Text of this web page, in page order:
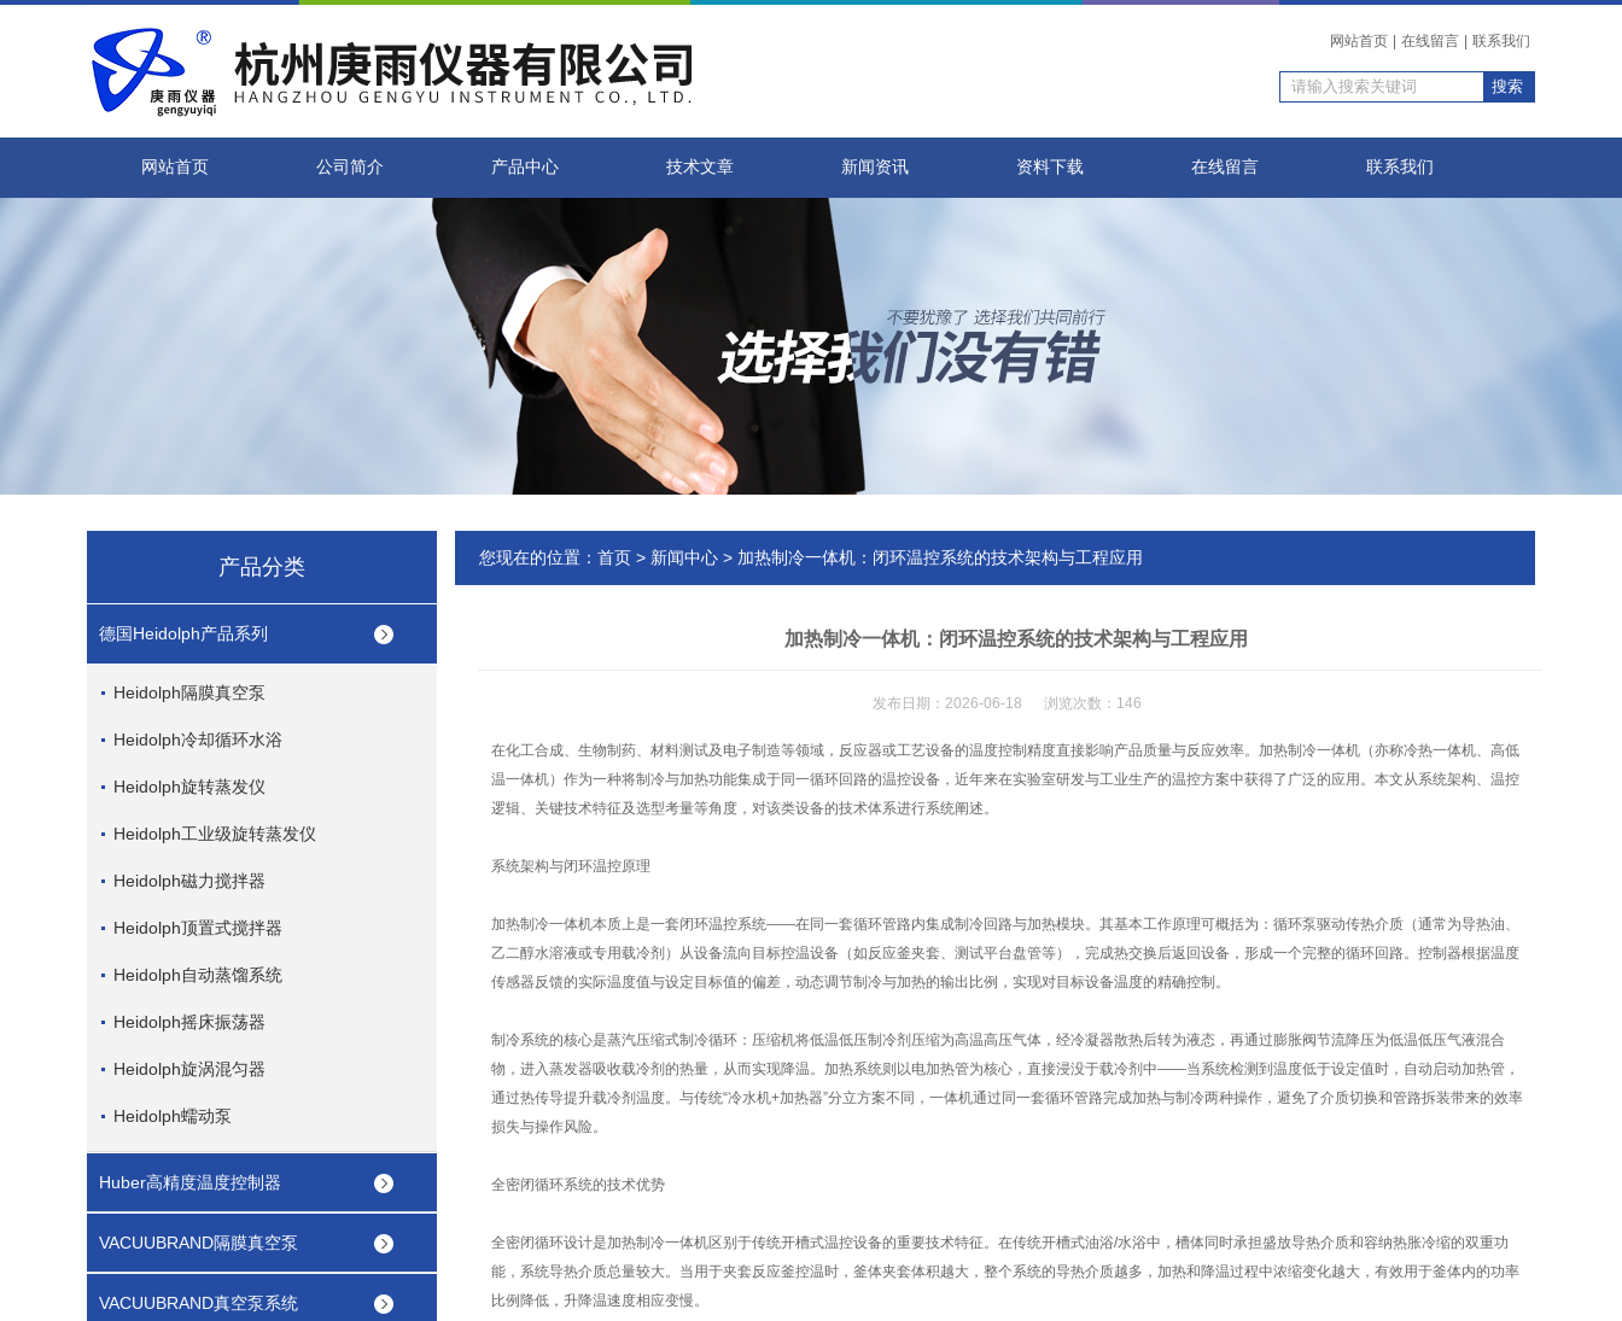
网站首页 在线留言 联系我们
网站首页 公司简介 产品中心 技术文章 新闻资讯 资料下载 在线留言 联系我们
产品分类
德国Heidolph产品系列
Heidolph隔膜真空泵
Heidolph冷却循环水浴
Heidolph旋转蒸发仪
Heidolph工业级旋转蒸发仪
Heidolph磁力搅拌器
Heidolph顶置式搅拌器
Heidolph自动蒸馏系统
Heidolph摇床振荡器
Heidolph旋涡混匀器
Heidolph蠕动泵
Huber高精度温度控制器
VACUUBRAND隔膜真空泵
VACUUBRAND真空泵系统
您现在的位置： 首页 > 新闻中心 > 加热制冷一体机：闭环温控系统的技术架构与工程应用
加热制冷一体机：闭环温控系统的技术架构与工程应用
发布日期：2026-06-18 浏览次数：146
在化工合成、生物制药、材料测试及电子制造等领域，反应器或工艺设备的温度控制精度直接影响产品质量与反应效率。加热制冷一体机（亦称冷热一体机、高低
温一体机）作为一种将制冷与加热功能集成于同一循环回路的温控设备，近年来在实验室研发与工业生产的温控方案中获得了广泛的应用。本文从系统架构、温控
逻辑、关键技术特征及选型考量等角度，对该类设备的技术体系进行系统阐述。
系统架构与闭环温控原理
加热制冷一体机本质上是一套闭环温控系统——在同一套循环管路内集成制冷回路与加热模块。其基本工作原理可概括为：循环泵驱动传热介质（通常为导热油、
乙二醇水溶液或专用载冷剂）从设备流向目标控温设备（如反应釜夹套、测试平台盘管等），完成热交换后返回设备，形成一个完整的循环回路。控制器根据温度
传感器反馈的实际温度值与设定目标值的偏差，动态调节制冷与加热的输出比例，实现对目标设备温度的精确控制。
制冷系统的核心是蒸汽压缩式制冷循环：压缩机将低温低压制冷剂压缩为高温高压气体，经冷凝器散热后转为液态，再通过膨胀阀节流降压为低温低压气液混合
物，进入蒸发器吸收载冷剂的热量，从而实现降温。加热系统则以电加热管为核心，直接浸没于载冷剂中——当系统检测到温度低于设定值时，自动启动加热管，
通过热传导提升载冷剂温度。与传统“冷水机+加热器”分立方案不同，一体机通过同一套循环管路完成加热与制冷两种操作，避免了介质切换和管路拆装带来的效率
损失与操作风险。
全密闭循环系统的技术优势
全密闭循环设计是加热制冷一体机区别于传统开槽式温控设备的重要技术特征。在传统开槽式油浴/水浴中，槽体同时承担盛放导热介质和容纳热胀冷缩的双重功
能，系统导热介质总量较大。当用于夹套反应釜控温时，釜体夹套体积越大，整个系统的导热介质越多，加热和降温过程中浓缩变化越大，有效用于釜体内的功率
比例降低，升降温速度相应变慢。